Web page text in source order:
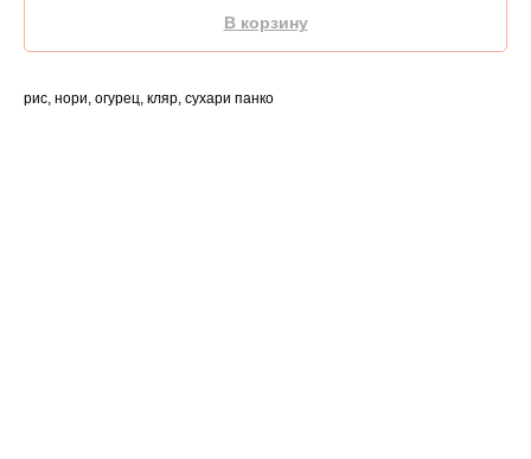
В корзину
рис, нори, огурец, кляр, сухари панко